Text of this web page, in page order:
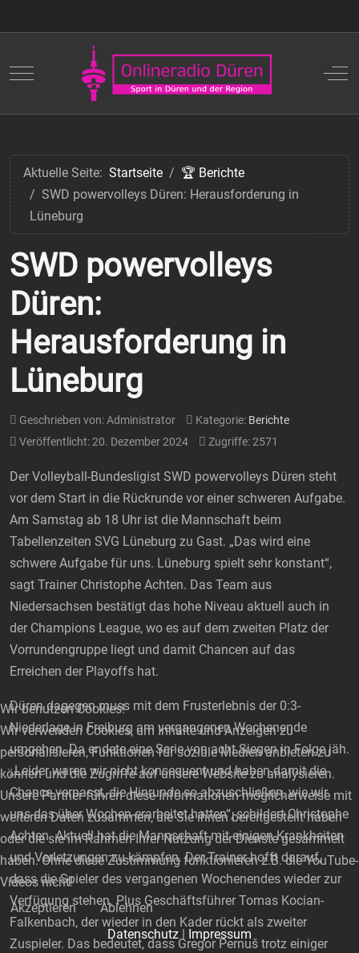
Mobile Menu Toggle Off-
Aktuelle Seite: Startseite
🏆 Berichte
SWD powervolleys Düren: Herausforderung in
Lüneburg
SWD powervolleys
Düren:
Herausforderung in
Lüneburg
Geschrieben von:Administrator Kategorie: Berichte
Veröffentlicht: 20. Dezember 2024
Zugriffe: 2571
Der Volleyball-Bundesligist SWD powervolleys Düren steht
vor dem Start in die Rückrunde vor einer schweren Aufgabe.
Am Samstag ab 18 Uhr ist die Mannschaft beim
Tabellenzeiten SVG Lüneburg zu Gast. „Das wird eine
schwere Aufgabe für uns. Lüneburg spielt sehr konstant“,
sagt Trainer Christophe Achten. Das Team aus
Niedersachsen bestätigt das hohe Niveau aktuell auch in
der Champions League, wo es auf dem zweiten Platz der
Vorrundengruppe liegt und damit Chancen auf das
Erreichen der Playoffs hat.
Düren dagegen muss mit dem Frusterlebnis der 0:3-
Niederlage in Freiburg am vergangenen Wochenende
umgehen. Da endete eine Serie von acht Siegen in Folge jäh.
„Leider waren wir nicht konsequent und haben damit die
Chance verpasst, die Hinrunde so abzuschließen, wie wir
uns das über Wochen erarbeitet hatten“, schildert Christophe
Achten. Aktuell hat die Mannschaft mit einigen Krankheiten
und Verletzungen zu kämpfen. Der Trainer hofft darauf,
dass die Spieler des vergangenen Wochenendes wieder zur
Verfügung stehen. Plus Geschäftsführer Tomas Kocian-
Falkenbach, der wieder in den Kader rückt als zweiter
Zuspieler. Das bedeutet, dass Gregor Pernuš trotz einiger
Wir benutzen Cookies!
Wir verwenden Cookies, um Inhalte und Anzeigen zu
personalisieren, Funktionen für soziale Medien anbieten zu
können und die Zugriffe auf unsere Website zu analysieren.
Unsere Partner führen diese Informationen möglicherweise mit
weiteren Daten zusammen, die Sie ihnen bereitgestellt haben
oder die sie im Rahmen Ihrer Nutzung der Dienste gesammelt
haben. Ohne diese Zustimmung funktionieren z.B. die YouTube-
Videos nicht!
Akzeptieren
Ablehnen
Datenschutz | Impressum